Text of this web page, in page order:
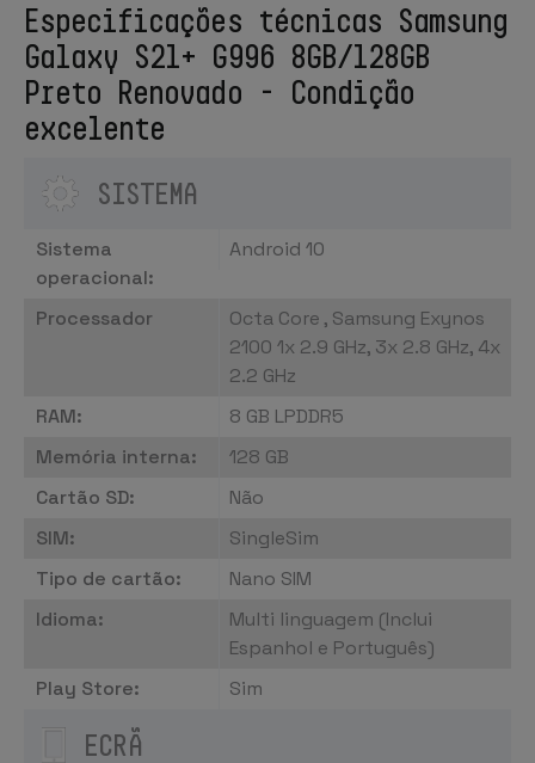
Especificações técnicas Samsung
Galaxy S21+ G996 8GB/128GB
Preto Renovado - Condição
excelente
SISTEMA
Sistema
operacional:
Android 10
Processador
Octa Core , Samsung Exynos
2100 1x 2.9 GHz, 3x 2.8 GHz, 4x
2.2 GHz
RAM:
8 GB LPDDR5
Memória interna:
128 GB
Cartão SD:
Não
SIM:
SingleSim
Tipo de cartão:
Nano SIM
Idioma:
Multi linguagem (Inclui
Espanhol e Português)
Play Store:
Sim
ECRÃ